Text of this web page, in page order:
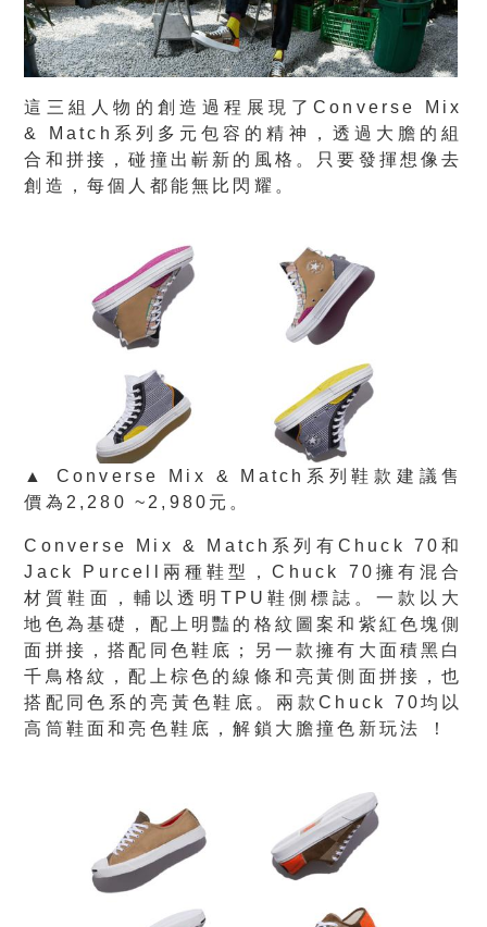
這三組人物的創造過程展現了Converse Mix
& Match系列多元包容的精神，透過大膽的組
合和拼接，碰撞出嶄新的風格。只要發揮想像去
創造，每個人都能無比閃耀。
▲ Converse Mix & Match系列鞋款建議售
價為2,280 ~2,980元。
Converse Mix & Match系列有Chuck 70和
Jack Purcell兩種鞋型，Chuck 70擁有混合
材質鞋面，輔以透明TPU鞋側標誌。一款以大
地色為基礎，配上明豔的格紋圖案和紫紅色塊側
面拼接，搭配同色鞋底；另一款擁有大面積黑白
千鳥格紋，配上棕色的線條和亮黃側面拼接，也
搭配同色系的亮黃色鞋底。兩款Chuck 70均以
高筒鞋面和亮色鞋底，解鎖大膽撞色新玩法 ！